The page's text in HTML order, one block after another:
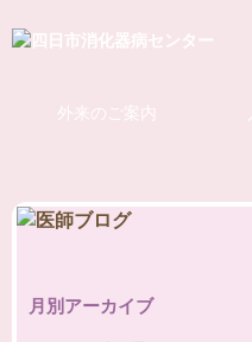
外来のご案内
月別アーカイブ